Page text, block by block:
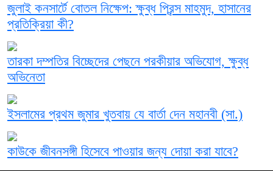
জুলাই কনসার্টে বোতল নিক্ষেপ: ক্ষুব্ধ প্রিন্স মাহমুদ, হাসানের
প্রতিক্রিয়া কী?
তারকা দম্পতির বিচ্ছেদের পেছনে পরকীয়ার অভিযোগ, ক্ষুব্ধ
অভিনেতা
ইসলামের প্রথম জুমার খুতবায় যে বার্তা দেন মহানবী (সা.)
কাউকে জীবনসঙ্গী হিসেবে পাওয়ার জন্য দোয়া করা যাবে?